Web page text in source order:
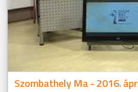
Szombathely Ma - 2016.